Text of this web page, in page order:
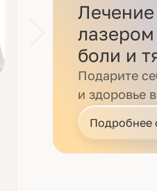
боли и
Подарите
и здоровье
Подробнее